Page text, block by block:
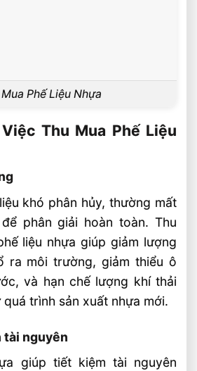
Phế Liệu Nhựa
Thu Mua Phế Liệu
khó phân hủy, thường mất
phân giải hoàn toàn. Thu
liệu nhựa giúp giảm lượng
ra môi trường, giảm thiểu ô
và hạn chế lượng khí thải
trình sản xuất nhựa mới.
tài nguyên
giúp tiết kiệm tài nguyên